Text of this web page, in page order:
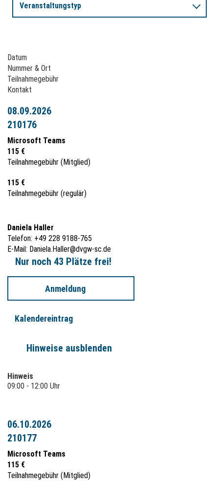
Einsatz und Prüfung von Gaswarngeräten
Veranstaltungstyp
Datum
Nummer & Ort
Teilnahmegebühr
Kontakt
08.09.2026
210176
Microsoft Teams
115 €
Teilnahmegebühr (Mitglied)
115 €
Teilnahmegebühr (regulär)
Daniela Haller
Telefon: +49 228 9188-765
E-Mail: Daniela.Haller@dvgw-sc.de
Nur noch 43 Plätze frei!
Anmeldung
Kalendereintrag
Hinweise ausblenden
Hinweis
09:00 - 12:00 Uhr
06.10.2026
210177
Microsoft Teams
115 €
Teilnahmegebühr (Mitglied)